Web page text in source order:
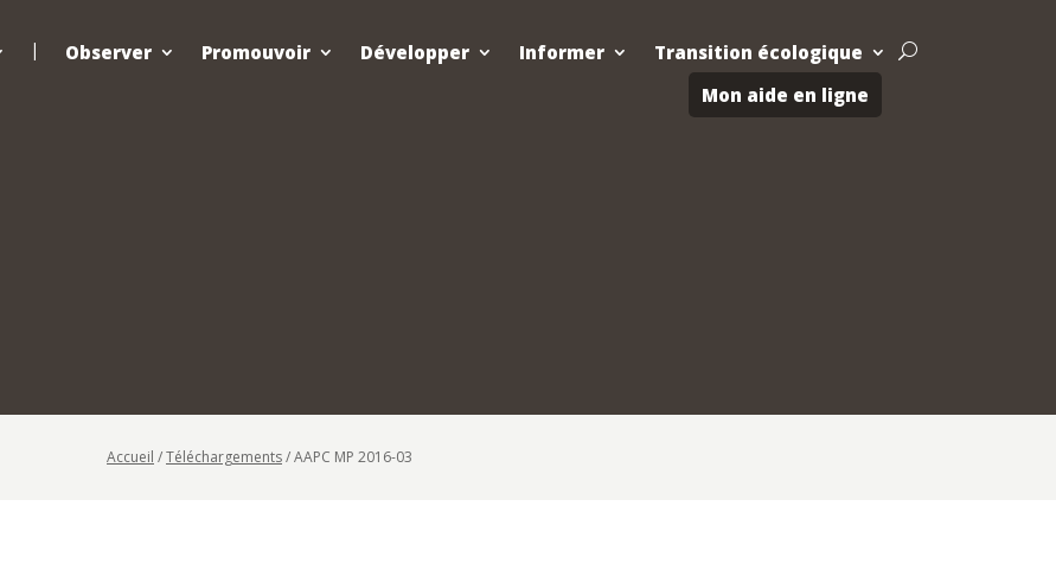
Observer Promouvoir Développer Informer
Transition écologique
Mon aide en ligne
U
Accueil /Téléchargements/AAPC MP 2016-03